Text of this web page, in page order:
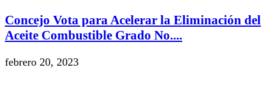
Concejo Vota para Acelerar la Eliminación del
Aceite Combustible Grado No....
febrero 20, 2023